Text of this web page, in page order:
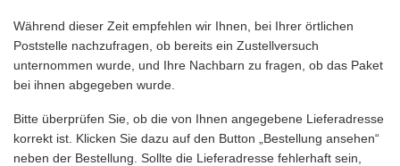
Während dieser Zeit empfehlen wir Ihnen, bei Ihrer örtlichen
Poststelle nachzufragen, ob bereits ein Zustellversuch
unternommen wurde, und Ihre Nachbarn zu fragen, ob das Paket
bei ihnen abgegeben wurde.
Bitte überprüfen Sie, ob die von Ihnen angegebene Lieferadresse
korrekt ist. Klicken Sie dazu auf den Button „Bestellung ansehen“
neben der Bestellung. Sollte die Lieferadresse fehlerhaft sein,